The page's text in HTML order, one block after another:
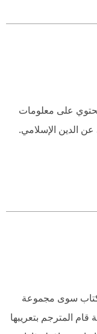
منذ نعومة
غير المسلمة على
يحتوي على معلومات
الدين الإسلامي.
سوى مجموعة
المترجم بتعريبها